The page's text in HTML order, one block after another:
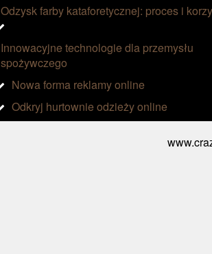
Odzysk farby kataforetycznej: proces i
Innowacyjne technologie dla przemysłu
spożywczego
Nowa forma reklamy online
Odkryj hurtownie odzieży online